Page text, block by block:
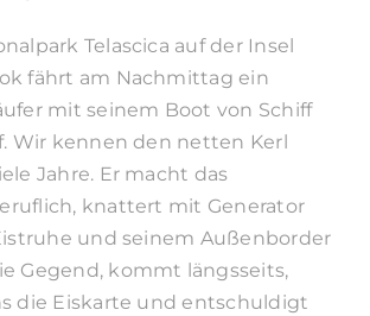
Telascica auf der Insel
fährt am Nachmittag ein
mit seinem Boot von Schiff
Wir kennen den netten Kerl
Jahre. Er macht das
knattert mit Generator
und seinem Außenborder
Gegend, kommt längsseits,
die Eiskarte und entschuldigt